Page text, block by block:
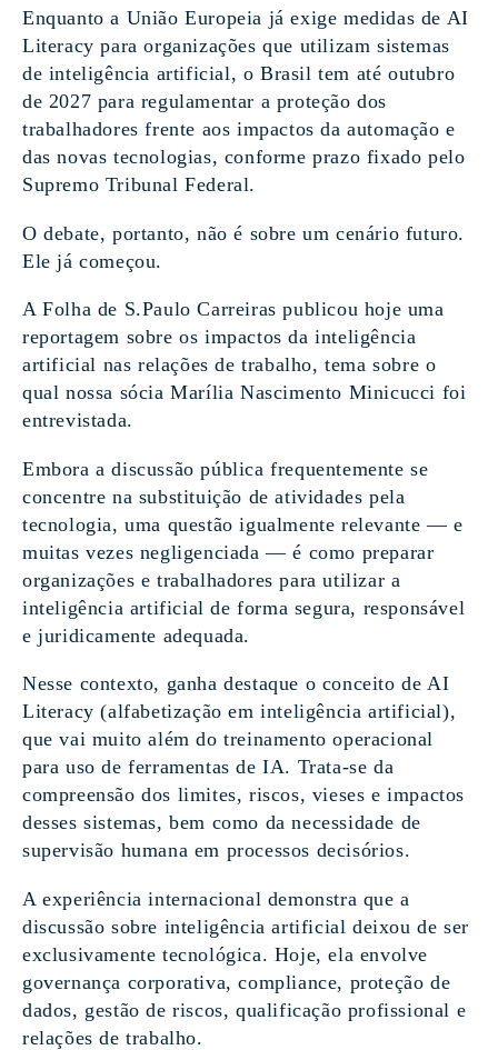
Enquanto a União Europeia já exige medidas de AI
Literacy para organizações que utilizam sistemas
de inteligência artificial, o Brasil tem até outubro
de 2027 para regulamentar a proteção dos
trabalhadores frente aos impactos da automação e
das novas tecnologias, conforme prazo fixado pelo
Supremo Tribunal Federal.
O debate, portanto, não é sobre um cenário futuro.
Ele já começou.
A Folha de S.Paulo Carreiras publicou hoje uma
reportagem sobre os impactos da inteligência
artificial nas relações de trabalho, tema sobre o
qual nossa sócia Marília Nascimento Minicucci foi
entrevistada.
Embora a discussão pública frequentemente se
concentre na substituição de atividades pela
tecnologia, uma questão igualmente relevante — e
muitas vezes negligenciada — é como preparar
organizações e trabalhadores para utilizar a
inteligência artificial de forma segura, responsável
e juridicamente adequada.
Nesse contexto, ganha destaque o conceito de AI
Literacy (alfabetização em inteligência artificial),
que vai muito além do treinamento operacional
para uso de ferramentas de IA. Trata-se da
compreensão dos limites, riscos, vieses e impactos
desses sistemas, bem como da necessidade de
supervisão humana em processos decisórios.
A experiência internacional demonstra que a
discussão sobre inteligência artificial deixou de ser
exclusivamente tecnológica. Hoje, ela envolve
governança corporativa, compliance, proteção de
dados, gestão de riscos, qualificação profissional e
relações de trabalho.